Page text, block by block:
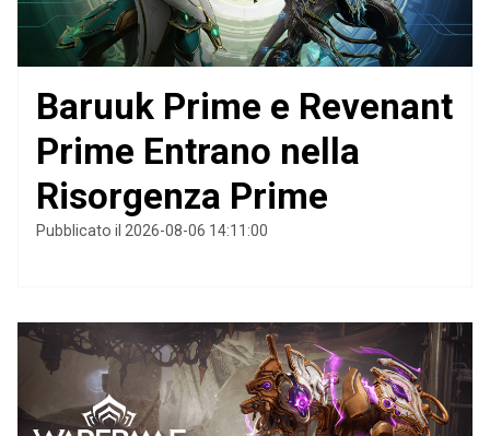
Baruuk Prime e Revenant
Prime Entrano nella
Risorgenza Prime
Pubblicato il 2026-08-06 14:11:00